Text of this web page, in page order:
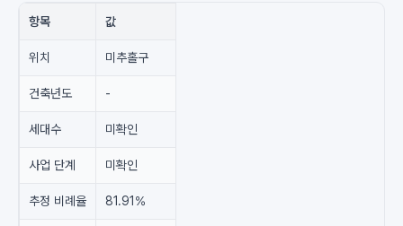
항목 값
위치 미추홀구
건축년도 -
세대수 미확인
사업 단계 미확인
추정 비례율 81.91%